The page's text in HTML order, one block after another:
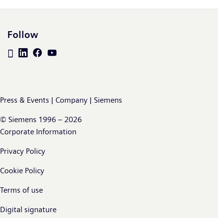
Follow
Press & Events | Company | Siemens
© Siemens 1996 – 2026
Corporate Information
Privacy Policy
Cookie Policy
Terms of use
Digital signature